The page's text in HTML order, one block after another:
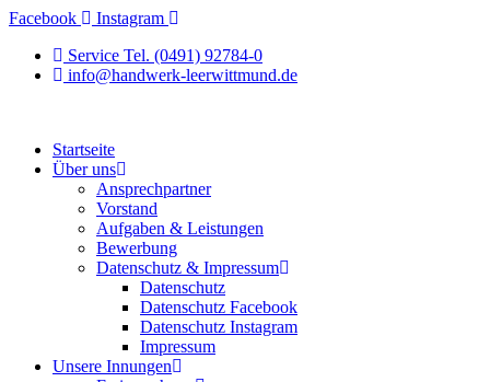
Zum
springen
Facebook
Instagram
Service Tel. (0491) 92784-0
info@handwerk-leerwittmund.de
Startseite
Über uns
Ansprechpartner
Vorstand
Aufgaben & Leistungen
Bewerbung
Datenschutz & Impressum
Datenschutz
Datenschutz Facebook
Datenschutz Instagram
Impressum
Unsere Innungen